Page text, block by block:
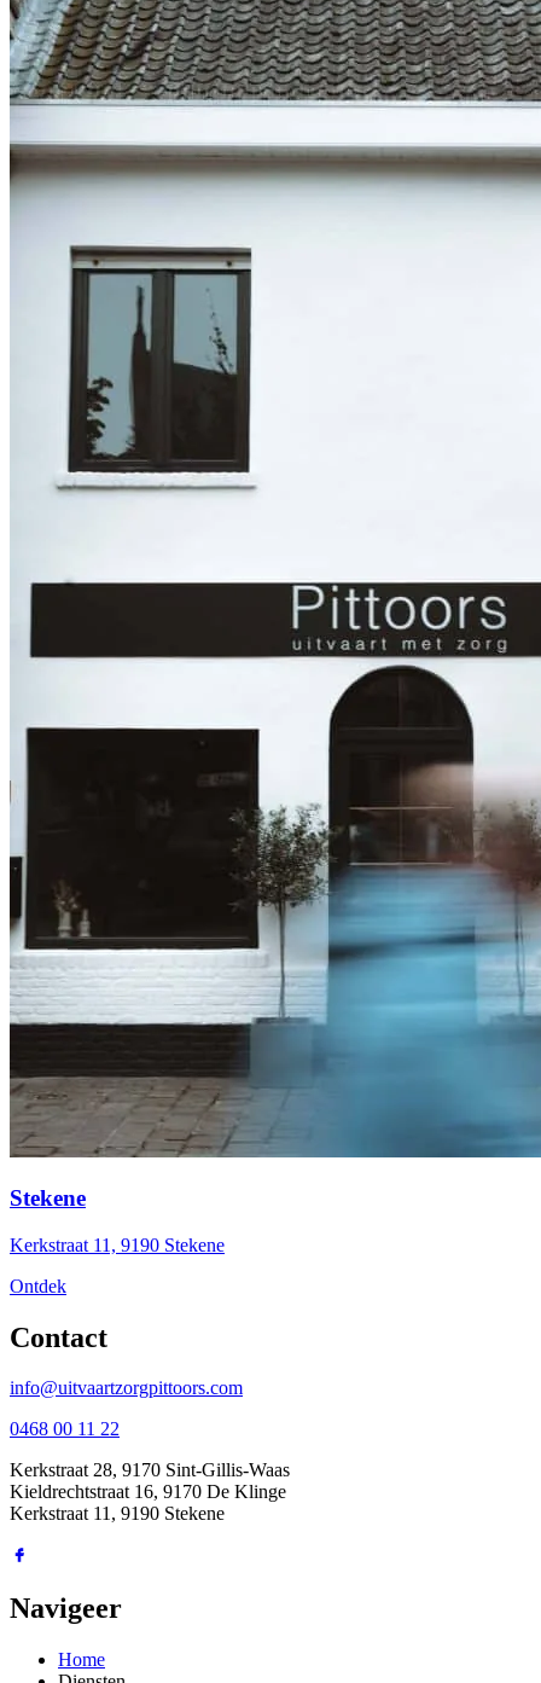
Stekene
Kerkstraat 11, 9190 Stekene
Ontdek
Contact
info@uitvaartzorgpittoors.com
0468 00 11 22
Kerkstraat 28, 9170 Sint-Gillis-Waas
Kieldrechtstraat 16, 9170 De Klinge
Kerkstraat 11, 9190 Stekene
Navigeer
Home